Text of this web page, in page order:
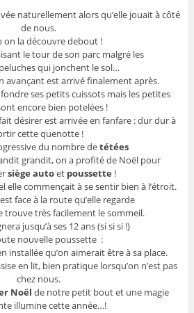
naturellement alors qu’elle jouait à côté
de nous.
on la découvre debout !
le tour de son parc malgré les
qui jonchent le sol…
avançant est arrivé finalement après.
ses petits cuissots mais les petites
encore bien potelées !
désirer est arrivée en fanfare : dur dur à
cette quenotte !
du nombre detétées
grandit, on a profité de Noël pour
siège autoet poussette !
elle commençait à se sentir bien à l’étroit.
face à la route qu’elle regarde
trouve très facilement le sommeil.
jusqu’à ses 12 ans (si si si !)
nouvelle poussette :
installée qu’on aimerait être à sa place.
en lit, bien pratique lorsqu’on n’est pas
chez nous.
Noël de notre petit bout et une magie
illumine cette année…!